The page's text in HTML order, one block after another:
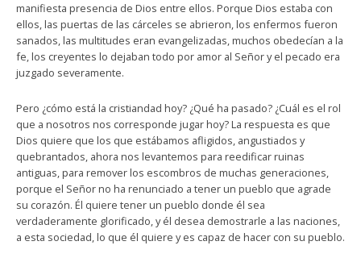
manifiesta presencia de Dios entre ellos. Porque Dios estaba con
ellos, las puertas de las cárceles se abrieron, los enfermos fueron
sanados, las multitudes eran evangelizadas, muchos obedecían a la
fe, los creyentes lo dejaban todo por amor al Señor y el pecado era
juzgado severamente.
Pero ¿cómo está la cristiandad hoy? ¿Qué ha pasado? ¿Cuál es el rol
que a nosotros nos corresponde jugar hoy? La respuesta es que
Dios quiere que los que estábamos afligidos, angustiados y
quebrantados, ahora nos levantemos para reedificar ruinas
antiguas, para remover los escombros de muchas generaciones,
porque el Señor no ha renunciado a tener un pueblo que agrade
su corazón. Él quiere tener un pueblo donde él sea
verdaderamente glorificado, y él desea demostrarle a las naciones,
a esta sociedad, lo que él quiere y es capaz de hacer con su pueblo.